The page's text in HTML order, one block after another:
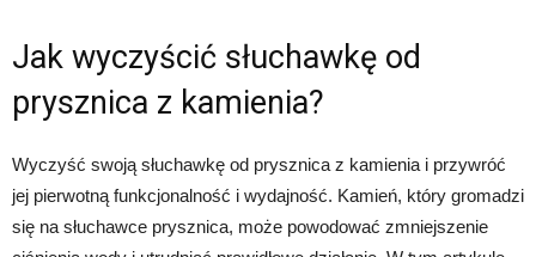
Jak wyczyścić słuchawkę od
prysznica z kamienia?
Wyczyść swoją słuchawkę od prysznica z kamienia i przywróć
jej pierwotną funkcjonalność i wydajność. Kamień, który gromadzi
się na słuchawce prysznica, może powodować zmniejszenie